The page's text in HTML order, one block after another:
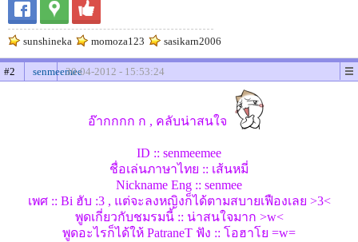
sunshineka momoza123 sasikarn2006
#2 senmeemee30-04-2012 - 15:53:24
อ๊ากกกก ก , คลับน่าสนใจ
ID :: senmeemee
ชื่อเล่นภาษาไทย :: เส้นหมี่
Nickname Eng :: senmee
เพศ :: Bi ฮับ :3 , แต่จะลงหญิงก็ได้ตามสบายเฟืองเลย >3<
พูดเกี่ยวกับชมรมนี้ :: น่าสนใจมาก >w<
พูดอะไรก็ได้ให้ PatraneT ฟัง :: โอฮาโย =w=